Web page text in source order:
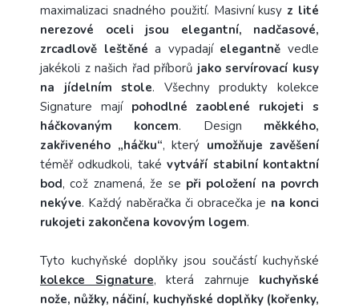
maximalizaci snadného použití. Masivní kusy z lité
nerezové oceli jsou elegantní, nadčasové,
zrcadlově leštěné a vypadají elegantně vedle
jakékoli z našich řad příborů jako servírovací kusy
na jídelním
stole. Všechny produkty kolekce
Signature mají pohodlné zaoblené rukojeti s
háčkovaným koncem. Design měkkého,
zakřiveného „háčku“, který umožňuje zavěšení
téměř odkudkoli, takévytváří stabilní kontaktní
bod, což znamená, že se při položení na povrch
nekýve. Každý naběračka či obracečka je na konci
rukojeti zakončena kovovým logem.
Tyto kuchyňské doplňky jsou součástí kuchyňské
kolekce Signature, která zahrnuje kuchyňské
nože, nůžky, náčiní, kuchyňské doplňky (kořenky,